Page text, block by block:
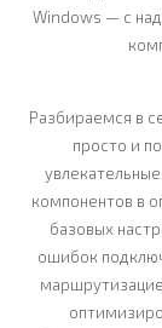
Windows — с
Разбираемся в
просто и
компонентов в
базовых
ошибок